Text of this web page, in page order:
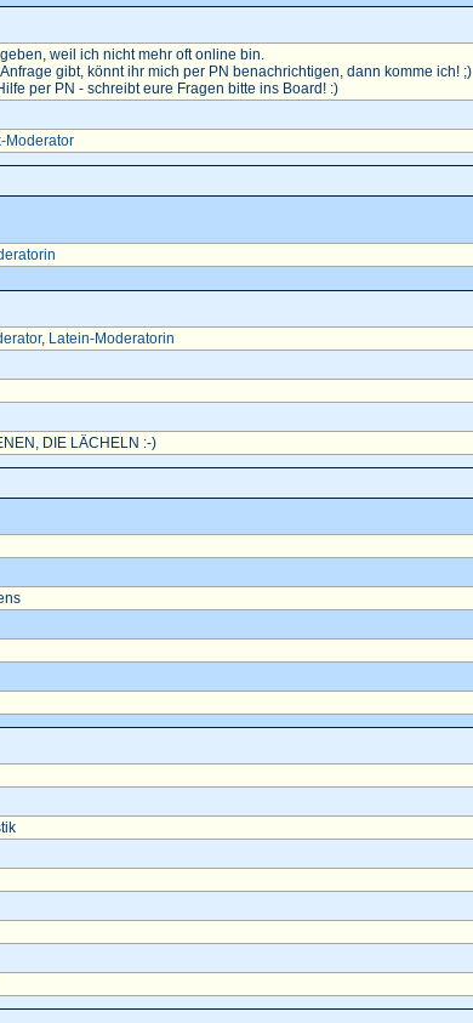
weil ich nicht mehr oft online bin.
gibt, könnt ihr mich per PN benachrichtigen, dann komme ich! ;)
per PN - schreibt eure Fragen bitte ins Board! :)
Moderator
, Latein-Moderatorin
DIE LÄCHELN :-)